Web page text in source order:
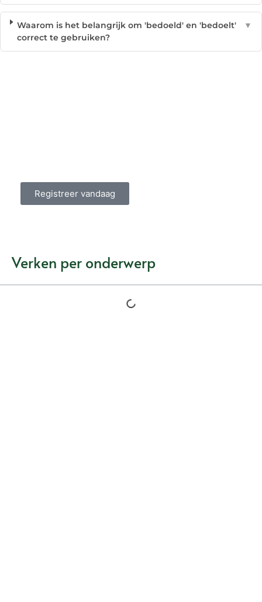
Waarom is het belangrijk om 'bedoeld' en 'bedoelt'
correct te gebruiken?
▼
Registreer vandaag
Verken per onderwerp